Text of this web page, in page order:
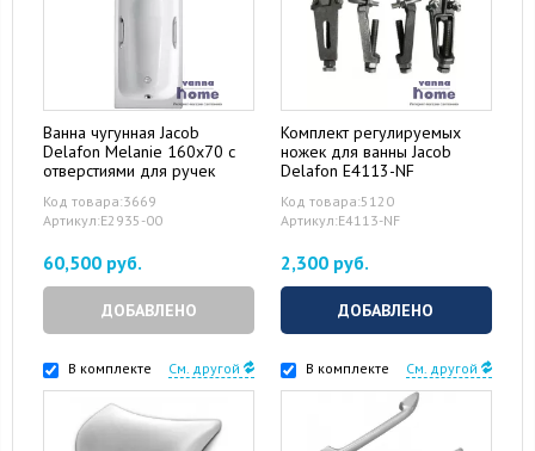
Ванна чугунная Jacob
Delafon Melanie 160x70 с
отверстиями для ручек
Код товара:3669
Артикул:E2935-00
60,500 руб.
ДОБАВЛЕНО
Комплект регулируемых
ножек для ванны Jacob
Delafon E4113-NF
Код товара:5120
Артикул:E4113-NF
2,300 руб.
ДОБАВЛЕНО
В комплекте См. другой В комплекте См. другой